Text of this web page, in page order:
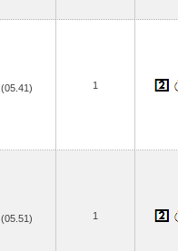
(05.41) 1
(05.51) 1